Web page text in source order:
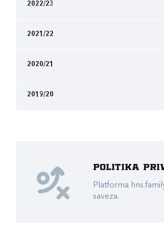
2022/23
2021/22
2020/21
2019/20
Politika
Platforma
saveza.